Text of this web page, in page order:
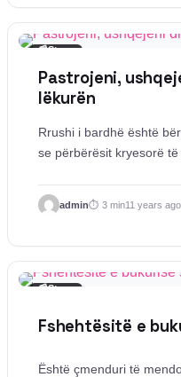
📰Story
Pastrojeni,
lëkurën
Rrushi i bardhë është
se përbërësit kryesorë të
admin 3 min11 years ago
📰Story
Fshehtësitë e
Është çmenduri të